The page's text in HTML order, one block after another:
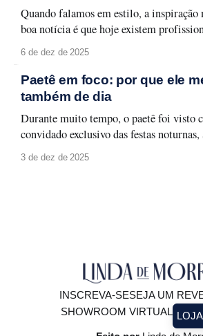
Quando falamos em estilo, a inspiração
boa notícia é que hoje existem
transformam moda em aprendizado,
merecem atenção e que podem
você olha para o seu guarda-roupa, sua
6 de dez de 2025
Paetê em foco: por que ele
também de dia
Durante muito tempo, o paetê foi visto
convidado exclusivo das festas noturnas,
produções glamourosas, luz baixa e
3 de dez de 2025
INSCREVA-SESEJA UM
SHOWROOM VIRTUAL